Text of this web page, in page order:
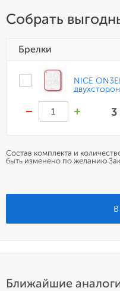
Собрать
Брелки
NICE
3
Состав комплекта и
быть изменено по желанию
Ближайшие